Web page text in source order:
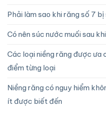
Phải làm sao khi răng số 7
Có nên súc nước muối sau
Các loại niềng răng được ưa
điểm từng loại
Niềng răng có nguy hiểm
ít được biết đến